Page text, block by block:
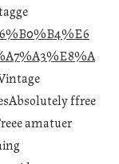
ffree
amatuer